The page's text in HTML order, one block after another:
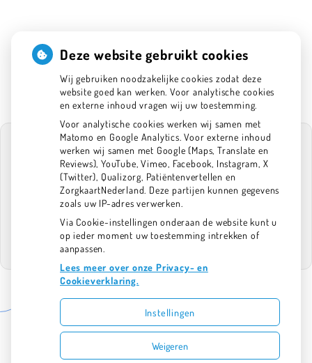
023 5379113
info@tpsantpoortnoord.nl
U heeft geen toestemming gegeven voor
externe inhoud
die nodig is om dit te
Cookie-instellingen wijzigen
Uw Zorg Online|Beheer
Bezoek
onzeonze
Deze website gebruikt cookies
Wij gebruiken noodzakelijke cookies zodat deze
website goed kan werken. Voor analytische cookies
en externe inhoud vragen wij uw toestemming.
Voor analytische cookies werken wij samen met
Matomo en Google Analytics. Voor externe inhoud
werken wij samen met Google (Maps, Translate en
Reviews), YouTube, Vimeo, Facebook, Instagram, X
(Twitter), Qualizorg, Patiëntenvertellen en
ZorgkaartNederland. Deze partijen kunnen gegevens
zoals uw IP-adres verwerken.
Via Cookie-instellingen onderaan de website kunt u
op ieder moment uw toestemming intrekken of
aanpassen.
Lees meer over onze Privacy- en
Cookieverklaring.
Instellingen
Weigeren